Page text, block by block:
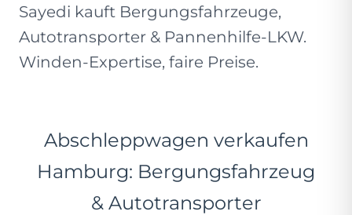
Sayedi kauft Bergungsfahrzeuge,
Autotransporter & Pannenhilfe-LKW.
Winden-Expertise, faire Preise.
Abschleppwagen verkaufen
Hamburg: Bergungsfahrzeug
& Autotransporter